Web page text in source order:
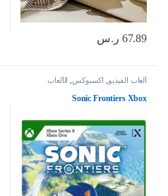
67.89 ر.س
ألعاب الفيديو اكسبوكس الألعاب
Sonic Frontiers Xbox